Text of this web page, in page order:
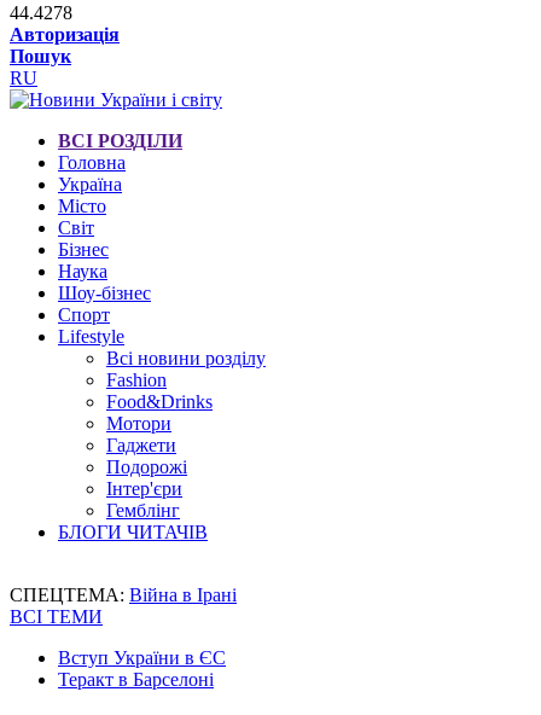
44.4278
Авторизація
Пошук
RU
ВСІ РОЗДІЛИ
Головна
Україна
Місто
Світ
Бізнес
Наука
Шоу-бізнес
Спорт
Lifestyle
Всі новини розділу
Fashion
Food&Drinks
Мотори
Гаджети
Подорожі
Інтер'єри
Гемблінг
БЛОГИ ЧИТАЧІВ
СПЕЦТЕМА: Війна в Ірані
ВСІ ТЕМИ
Вступ України в ЄС
Теракт в Барселоні